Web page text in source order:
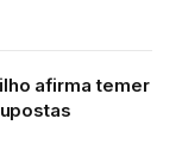
afirma temer